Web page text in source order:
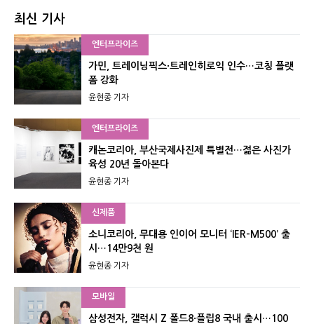
최신 기사
엔터프라이즈
가민, 트레이닝픽스·트레인히로익 인수…코칭 플랫
폼 강화
윤현종 기자
엔터프라이즈
캐논코리아, 부산국제사진제 특별전…젊은 사진가
육성 20년 돌아본다
윤현종 기자
신제품
소니코리아, 무대용 인이어 모니터 ‘IER-M500’ 출
시…14만9천 원
윤현종 기자
모바일
삼성전자, 갤럭시 Z 폴드8·플립8 국내 출시…100